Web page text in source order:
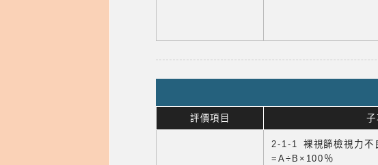
評價項目 子
2-1-1 裸視篩檢視力不
=A÷B×100％